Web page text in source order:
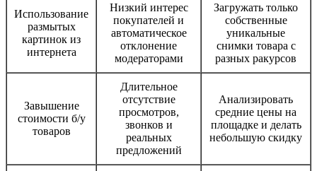
Использование
размытых
картинок из
интернета
Низкий интерес
покупателей и
автоматическое
отклонение
модераторами
Загружать только
собственные
уникальные
снимки товара с
разных ракурсов
Завышение
стоимости б/у
товаров
Длительное
отсутствие
просмотров,
звонков и
реальных
предложений
Анализировать
средние цены на
площадке и делать
небольшую скидку